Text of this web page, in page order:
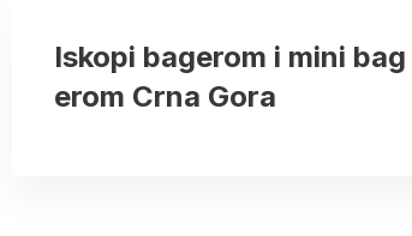
Iskopi bagerom i mini bag
erom Crna Gora